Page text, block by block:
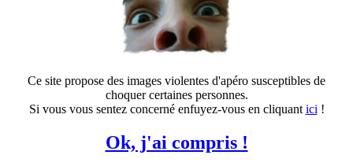
Ce site propose des images violentes d'apéro susceptibles de
choquer certaines personnes.
Si vous vous sentez concerné enfuyez-vous en cliquant ici !
Ok, j'ai compris !